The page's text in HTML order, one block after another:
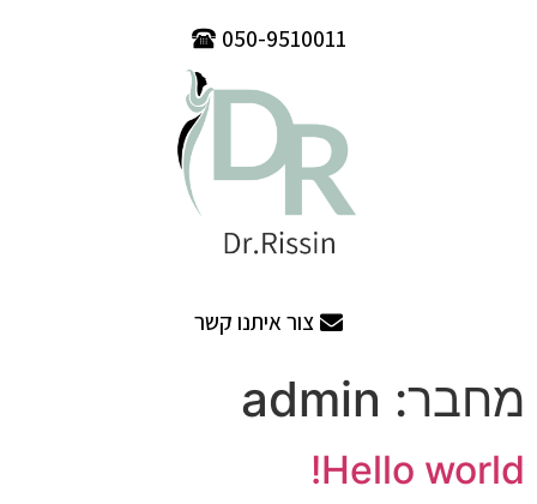
050-9510011
צור איתנו קשר
מחבר: admin
Hello world!